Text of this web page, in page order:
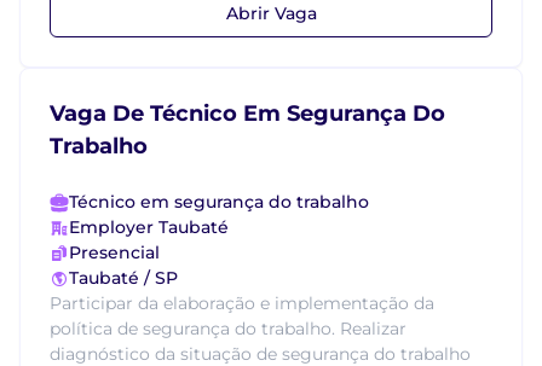
Abrir Vaga
Vaga De Técnico Em Segurança Do
Trabalho
Técnico em segurança do trabalho
Employer Taubaté
Presencial
Taubaté / SP
Participar da elaboração e implementação da
política de segurança do trabalho. Realizar
diagnóstico da situação de segurança do trabalho